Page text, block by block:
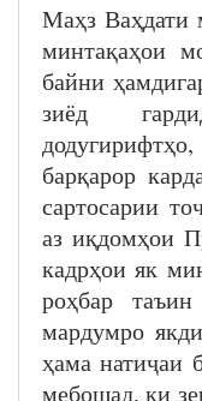
Маҳз Ваҳдати
минтақаҳои
байни
зиёд
барқарор
сартосарии
аз иқдомҳои
кадрҳои як
роҳбар
мардумро
ҳама натиҷаи
мебошад, ки